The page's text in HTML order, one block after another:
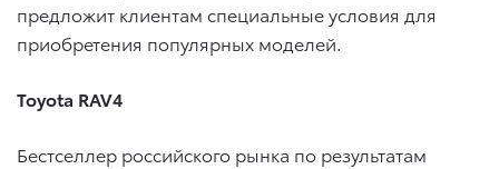
предложит клиентам специальные условия для
приобретения популярных моделей.
Toyota RAV4
Бестселлер российского рынка по результатам